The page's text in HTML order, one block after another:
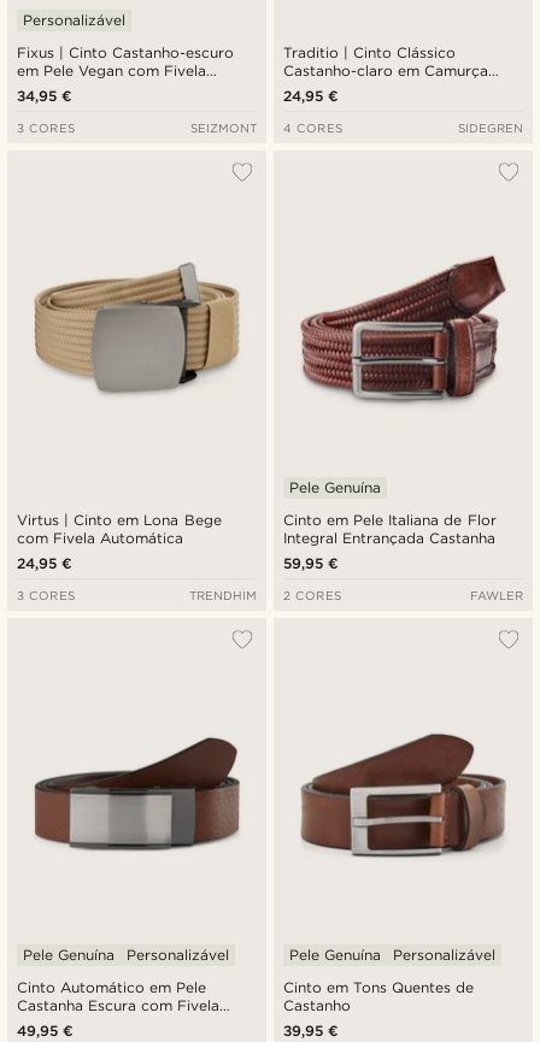
Fixus | Cinto Castanho-escuro
em Pele Vegan com Fivela
Automática
Personalizável
34,95 €
3 CORES SEIZMONT
Traditio | Cinto Clássico
Castanho-claro em Camurça
Vegan
24,95 €
4 CORES SIDEGREN
Virtus | Cinto em Lona Bege
com Fivela Automática
24,95 €
3 CORES TRENDHIM
Cinto em Pele Italiana de Flor
Integral Entrançada Castanha
Pele Genuína
59,95 €
2 CORES FAWLER
Cinto Automático em Pele
Castanha Escura com Fivela
Sólida
Pele Genuína Personalizável
49,95 €
Cinto em Tons Quentes de
Castanho
Pele Genuína Personalizável
39,95 €